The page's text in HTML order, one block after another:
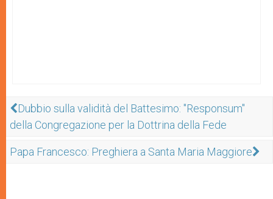
Dubbio sulla validità del Battesimo: "Responsum"
della Congregazione per la Dottrina della Fede
Papa Francesco: Preghiera a Santa Maria Maggiore